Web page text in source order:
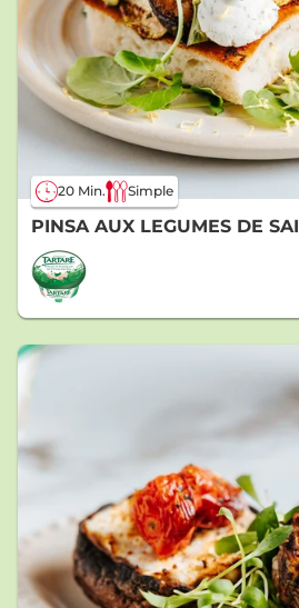
20 Min. Simple
PINSA AUX LEGUMES DE